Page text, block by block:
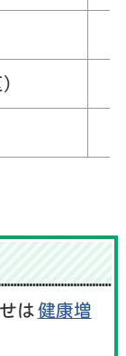
は 健康増